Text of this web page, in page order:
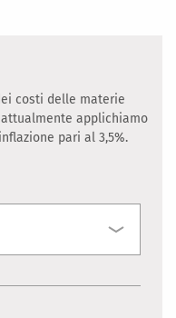
costi delle materie
applichiamo
pari al 3,5%.